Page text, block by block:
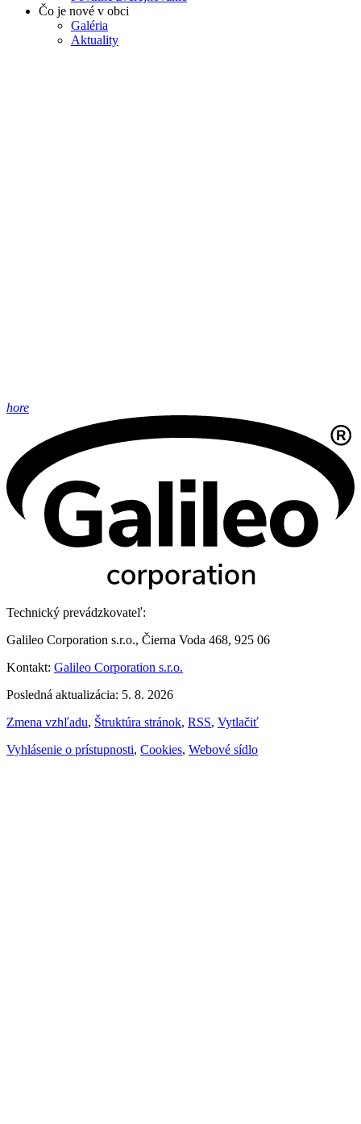
Čo je nové v obci
Galéria
Aktuality
hore
Technický prevádzkovateľ:
Galileo Corporation s.r.o., Čierna Voda 468, 925 06
Kontakt: Galileo Corporation s.r.o.
Posledná aktualizácia: 5. 8. 2026
Zmena vzhľadu, Štruktúra stránok, RSS, Vytlačiť
Vyhlásenie o prístupnosti, Cookies, Webové sídlo